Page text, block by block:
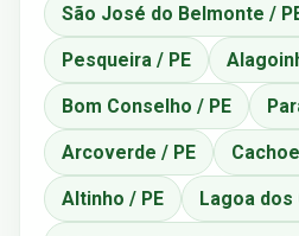
São José do Belmonte /
Pesqueira / PE
Bom Conselho / PE
Arcoverde / PE
Altinho / PE Lagoa dos